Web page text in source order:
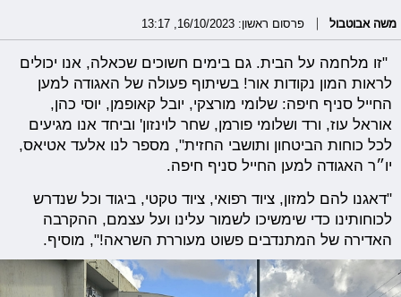
משה אבוטבול פרסום ראשון: 16/10/2023, 13:17
"זו מלחמה על הבית. גם בימים חשוכים שכאלה, אנו יכולים
לראות המון נקודות אור! בשיתוף פעולה של האגודה למען
החייל סניף חיפה: שלומי מורצקי, יובל קאופמן, יוסי כהן,
אוראל עוז, ורד ושלומי פורמן, שחר לוינזון' וביחד אנו מגיעים
לכל כוחות הביטחון ותושבי החזית", מספר לנו אלעד אטיאס,
יו״ר האגודה למען החייל סניף חיפה.
"דאגנו להם למזון, ציוד רפואי, ציוד טקטי, ביגוד וכל שנדרש
לכוחותינו כדי שימשיכו לשמור עלינו ועל עצמם, ההקרבה
האדירה של המתנדבים פשוט מעוררת השראה!", מוסיף.